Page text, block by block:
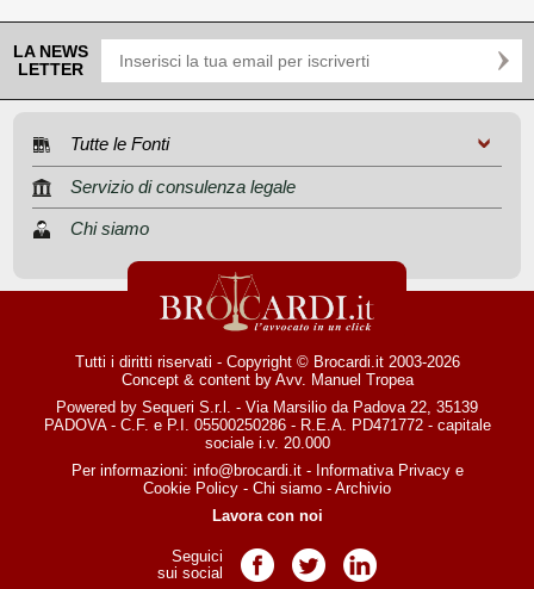
LA NEWS
LETTER
Tutte le Fonti
Servizio di consulenza legale
Chi siamo
Tutti i diritti riservati - Copyright © Brocardi.it 2003-2026
Concept & content by Avv. Manuel Tropea
Powered by Sequeri S.r.l. - Via Marsilio da Padova 22, 35139
PADOVA - C.F. e P.I. 05500250286 - R.E.A. PD471772 - capitale
sociale i.v. 20.000
Per informazioni: info@brocardi.it- Informativa Privacye
Cookie Policy - Chi siamo - Archivio
Lavora con noi
Seguici
sui social
Pagina Facebook
Pagina TwitterPagina LinkedIn